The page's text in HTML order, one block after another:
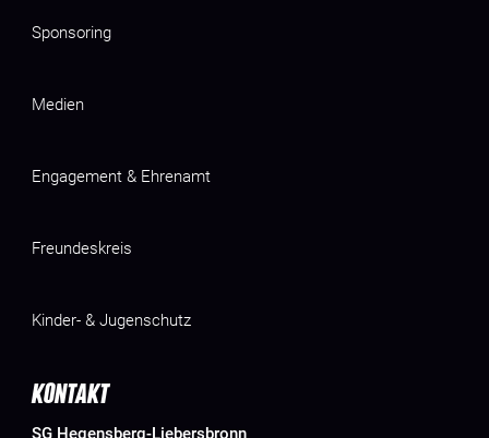
Sponsoring
Medien
Engagement & Ehrenamt
Freundeskreis
Kinder- & Jugenschutz
KONTAKT
SG Hegensberg-Liebersbronn